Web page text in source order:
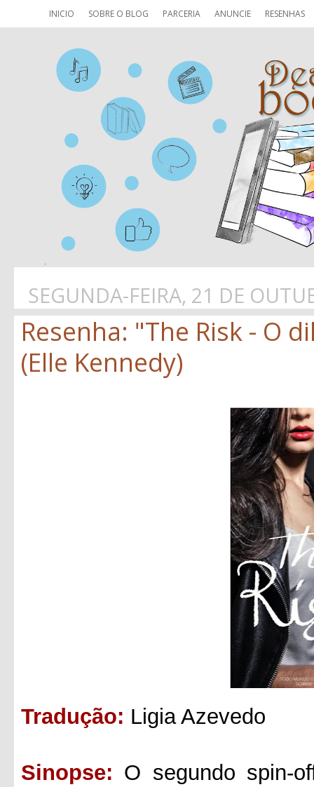
INICIO SOBRE O BLOG PARCERIA ANUNCIE RESENHAS
SEGUNDA-FEIRA, 21 DE
Resenha: "The Risk - O
(Elle Kennedy)
Tradução: Ligia Azevedo
Sinopse: O segundo spin-